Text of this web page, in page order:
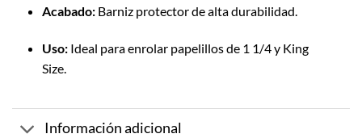
Acabado:Barniz protector de alta durabilidad.
Uso:Ideal para enrolar papelillos de 1 1/4 y King
Size.
Información adicional